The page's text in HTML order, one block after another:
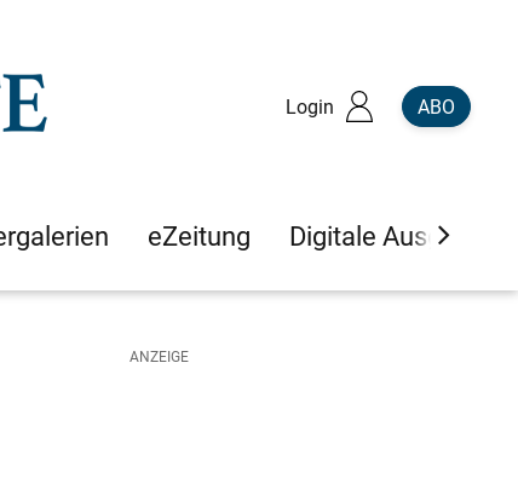
Login ABO
eZeitung Digitale Ausgaben